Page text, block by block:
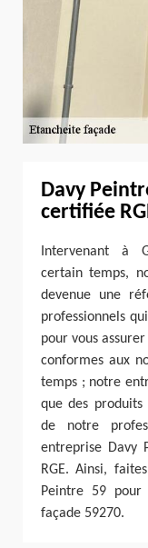
Davy
certifiée
Intervenant à
certain temps,
devenue une
professionnels
pour vous
conformes aux
temps ; notre
que des
de notre
entreprise Davy
RGE. Ainsi,
Peintre 59 pour
façade 59270.